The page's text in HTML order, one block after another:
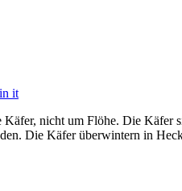
it
nicht um Flöhe. Die
Die Käfer überwintern in